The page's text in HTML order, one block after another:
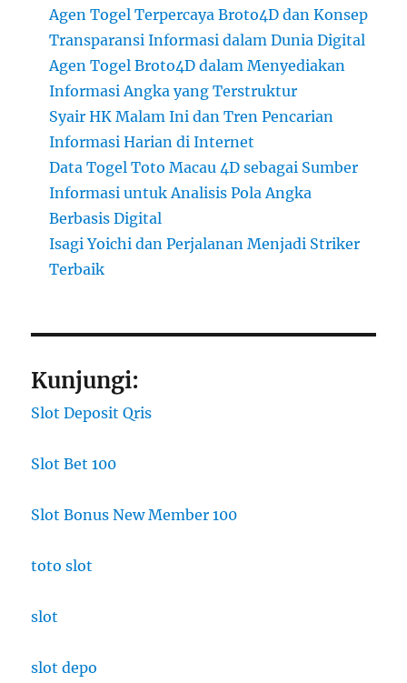
Agen Togel Terpercaya Broto4D dan Konsep
Transparansi Informasi dalam Dunia Digital
Agen Togel Broto4D dalam Menyediakan
Informasi Angka yang Terstruktur
Syair HK Malam Ini dan Tren Pencarian
Informasi Harian di Internet
Data Togel Toto Macau 4D sebagai Sumber
Informasi untuk Analisis Pola Angka
Berbasis Digital
Isagi Yoichi dan Perjalanan Menjadi Striker
Terbaik
Kunjungi:
Slot Deposit Qris
Slot Bet 100
Slot Bonus New Member 100
toto slot
slot
slot depo